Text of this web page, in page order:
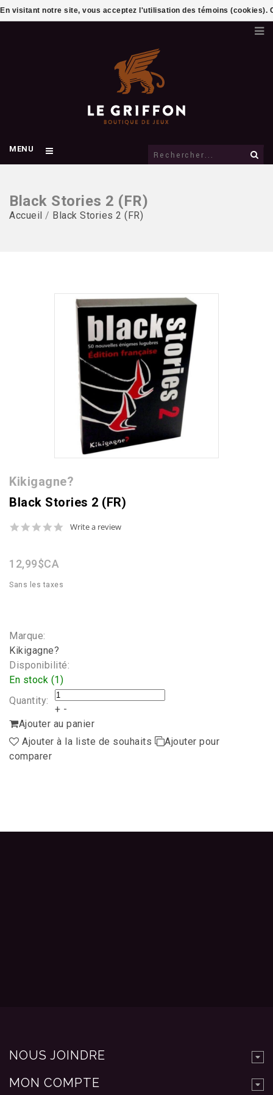
MENU
Black Stories 2 (FR)
Accueil / Black Stories 2 (FR)
Kikigagne?
Black Stories 2 (FR)
0.0
Write a review
12,99$CA
Sans les taxes
Marque:
Kikigagne?
Disponibilité:
En stock (1)
Quantity:
+ -
Ajouter au panier
Ajouter à la liste de souhaits
Ajouter pour
comparer
NOUS JOINDRE
MON COMPTE
En visitant notre site, vous acceptez l'utilisation des témoins